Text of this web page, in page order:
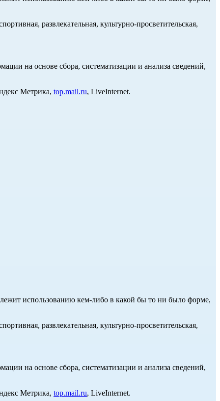
развлекательная, культурно-просветительская,
на основе сбора, систематизации и анализа сведений,
Метрика, top.mail.ru, LiveInternet.
использованию кем-либо в какой бы то ни было форме,
развлекательная, культурно-просветительская,
на основе сбора, систематизации и анализа сведений,
Метрика, top.mail.ru, LiveInternet.